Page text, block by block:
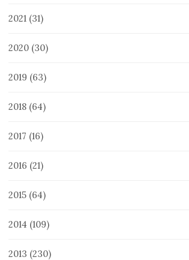
2021 (31)
2020 (30)
2019 (63)
2018 (64)
2017 (16)
2016 (21)
2015 (64)
2014 (109)
2013 (230)